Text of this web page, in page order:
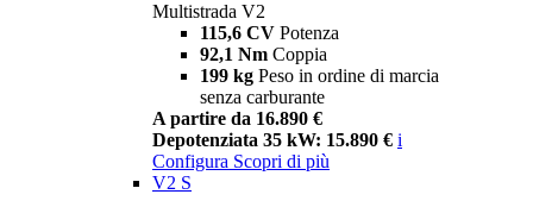
Multistrada V2
115,6 CV Potenza
92,1 Nm Coppia
199 kg Peso in ordine di marcia
senza carburante
A partire da 16.890 €
Depotenziata 35 kW: 15.890 € i
Configura Scopri di più
V2 S